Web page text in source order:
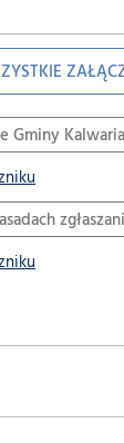
Gminy